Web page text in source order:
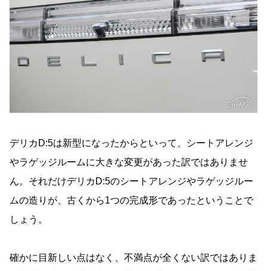
デリカD:5は新型になったからといって、シートアレンジ
やラゲッジルームに大きな変更があった訳ではありませ
ん。それだけデリカD:5のシートアレンジやラゲッジルー
ムの造りが、古くから1つの完成形であったということで
しょう。
確かに目新しい点はなく、不満点が全くない訳ではありま